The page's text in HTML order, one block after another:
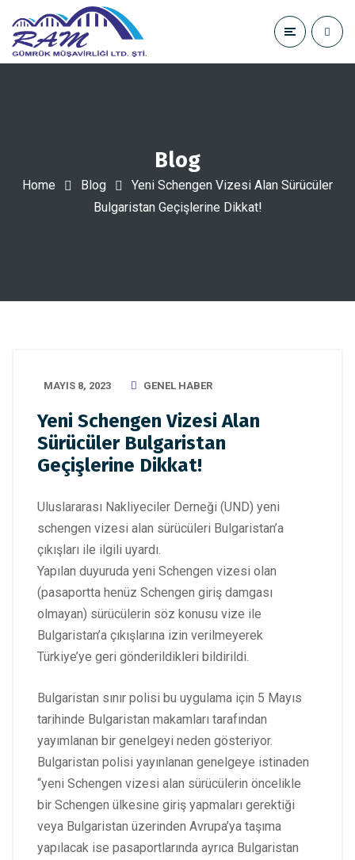
Blog
Home Blog
Yeni Schengen Vizesi Alan Sürücüler
Bulgaristan Geçişlerine Dikkat!
MAYIS 8, 2023 GENEL HABER
Yeni Schengen Vizesi Alan
Sürücüler Bulgaristan
Geçişlerine Dikkat!
Uluslararası Nakliyeciler Derneği (UND) yeni
schengen vizesi alan sürücüleri Bulgaristan’a
çıkışları ile ilgili uyardı.
Yapılan duyuruda yeni Schengen vizesi olan
(pasaportta henüz Schengen giriş damgası
olmayan) sürücülerin söz konusu vize ile
Bulgaristan’a çıkışlarına izin verilmeyerek
Türkiye’ye geri gönderildikleri bildirildi.
Bulgaristan sınır polisi bu uygulama için 5 Mayıs
tarihinde Bulgaristan makamları tarafından
yayımlanan bir genelgeyi neden gösteriyor.
Bulgaristan polisi yayınlanan genelgeye istinaden
“yeni Schengen vizesi alan sürücülerin öncelikle
bir Schengen ülkesine giriş yapmaları gerektiği
veya Bulgaristan üzerinden Avrupa’ya taşıma
yapılacak ise pasaportlarında ayrıca Bulgaristan